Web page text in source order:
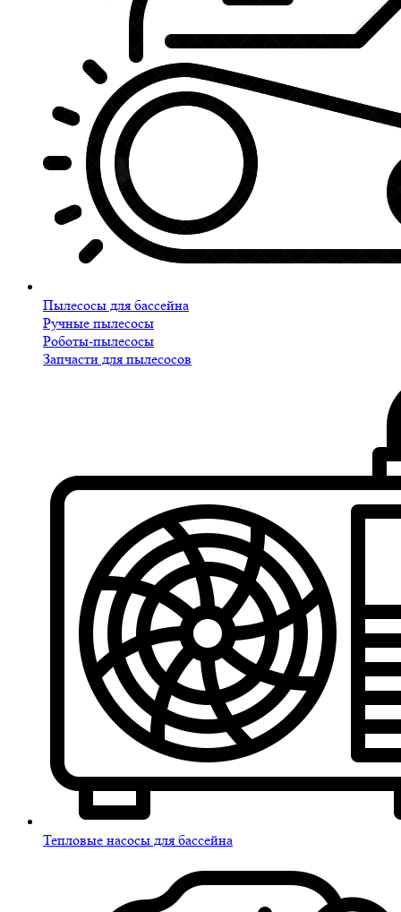
Пылесосы для бассейна
Ручные пылесосы
Роботы-пылесосы
Запчасти для пылесосов
Тепловые насосы для бассейна